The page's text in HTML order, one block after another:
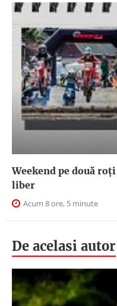
Weekend pe două
liber
Acum 8 ore, 5 minute
De acelasi autor